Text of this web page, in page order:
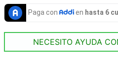
NECESITO AYUDA